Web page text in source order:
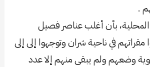
.
بأن أغلب عناصر فصيل
في ناحية شران وتوجهوا إلى إلى
وضعهم ولم يبقى منهم إلا عدد